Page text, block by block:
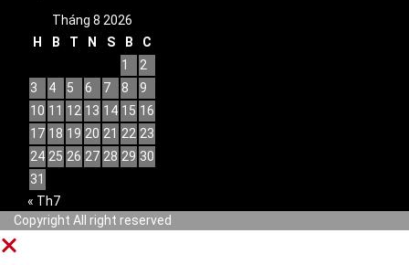
Tháng 8 2026
H
B T N S B
C
1
2
3
4 5 6 7 8
9
10 11 12 13 14 15 16
17 18 19 20 21 22 23
24 25 26 27 28 29 30
31
« Th7
Copyright All right reserved